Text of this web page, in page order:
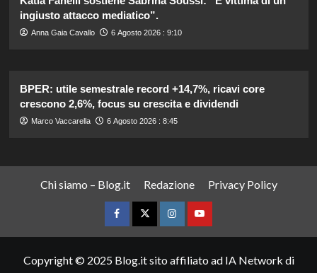
ingiusto attacco mediatico”.
Anna Gaia Cavallo 6 Agosto 2026 : 9:10
BPER: utile semestrale record +14,7%, ricavi core
crescono 2,6%, focus su crescita e dividendi
Marco Vaccarella 6 Agosto 2026 : 8:45
Chi siamo – Blog.it Redazione Privacy Policy
FacebookTwitterInstagramYouTube
Copyright © 2025 Blog.it sito affiliato ad IA Network di